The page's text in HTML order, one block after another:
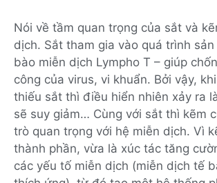
Nói về tầm quan trọng của sắt và
dịch. Sắt tham gia vào quá trình
bào miễn dịch Lympho T – giúp
công của virus, vi khuẩn. Bởi vậy,
thiếu sắt thì điều hiển nhiên xảy ra
sẽ suy giảm… Cùng với sắt thì kẽm
trò quan trọng với hệ miễn dịch. Vì
thành phần, vừa là xúc tác tăng
các yếu tố miễn dịch (miễn dịch tế